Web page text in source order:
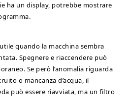
ha un display, potrebbe mostrare
quando la macchina sembra
Spegnere e riaccendere può
Se però l’anomalia riguarda
o mancanza d’acqua, il
può essere riavviata, ma un filtro